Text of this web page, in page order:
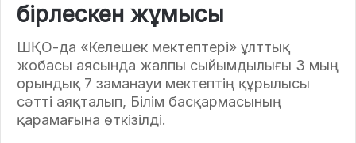
бірлескен жұмысы
ШҚО-да «Келешек мектептері» ұлттық
жобасы аясында жалпы сыйымдылығы 3 мың
орындық 7 заманауи мектептің құрылысы
сәтті аяқталып, Білім басқармасының
қарамағына өткізілді.